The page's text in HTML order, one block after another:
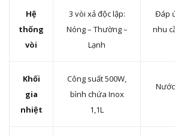
Hệ
thống
vòi
3 vòi xả độc lập:
Nóng – Thường –
Lạnh
Đáp
nhu
Khối
gia
nhiệt
Công suất 500W,
bình chứa Inox
1,1L